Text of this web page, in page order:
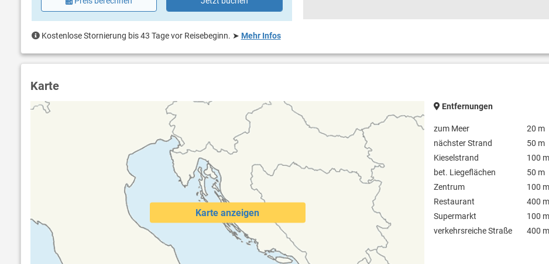
Kostenlose Stornierung bis 43 Tage vor Reisebeginn. ➤ Mehr Infos
Karte
Karte anzeigen
Entfernungen
zum Meer
20 m
nächster Strand
50 m
Kieselstrand
100 m
bet. Liegeflächen
50 m
Zentrum
100 m
Restaurant
400 m
Supermarkt
100 m
verkehrsreiche Straße
400 m